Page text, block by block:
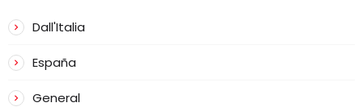
Dall'Italia
España
General